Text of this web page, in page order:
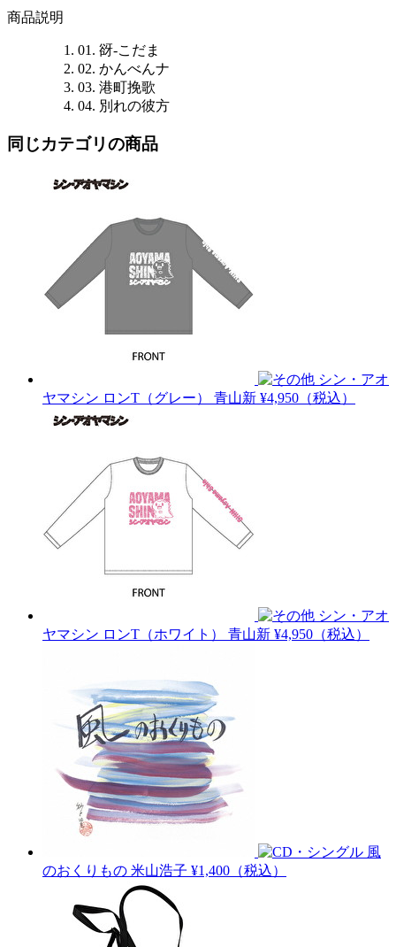
商品説明
01. 谺-こだま
02. かんべんナ
03. 港町挽歌
04. 別れの彼方
同じカテゴリの商品
シン・アオ
ヤマシン ロンT（グレー） 青山新 ¥4,950（税込）
シン・アオ
ヤマシン ロンT（ホワイト） 青山新 ¥4,950（税込）
風
のおくりもの 米山浩子 ¥1,400（税込）